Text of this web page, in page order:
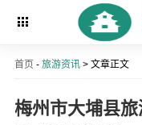
首页 - 旅游资讯> 文章正文
梅州市大埔县